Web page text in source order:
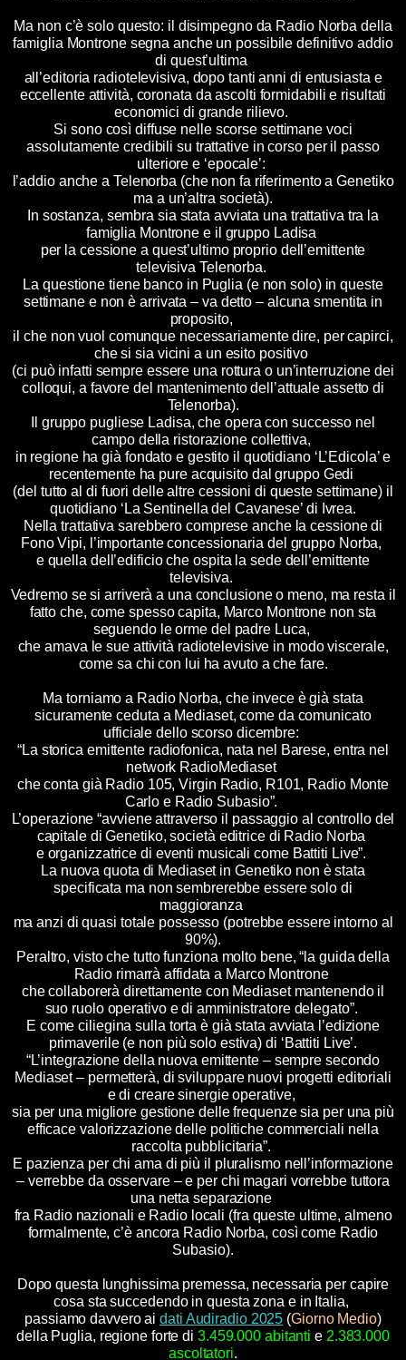
Ma non c’è solo questo: il disimpegno da Radio Norba della
famiglia Montrone segna anche un possibile definitivo addio
di quest’ultima
all’editoria radiotelevisiva, dopo tanti anni di entusiasta e
eccellente attività, coronata da ascolti formidabili e risultati
economici di grande rilievo.
Si sono così diffuse nelle scorse settimane voci
assolutamente credibili su trattative in corso per il passo
ulteriore e ‘epocale’:
l’addio anche a Telenorba (che non fa riferimento a Genetiko
ma a un’altra società).
In sostanza, sembra sia stata avviata una trattativa tra la
famiglia Montrone e il gruppo Ladisa
per la cessione a quest’ultimo proprio dell’emittente
televisiva Telenorba.
La questione tiene banco in Puglia (e non solo) in queste
settimane e non è arrivata – va detto – alcuna smentita in
proposito,
il che non vuol comunque necessariamente dire, per capirci,
che si sia vicini a un esito positivo
(ci può infatti sempre essere una rottura o un’interruzione dei
colloqui, a favore del mantenimento dell’attuale assetto di
Telenorba).
Il gruppo pugliese Ladisa, che opera con successo nel
campo della ristorazione collettiva,
in regione ha già fondato e gestito il quotidiano ‘L’Edicola’ e
recentemente ha pure acquisito dal gruppo Gedi
(del tutto al di fuori delle altre cessioni di queste settimane) il
quotidiano ‘La Sentinella del Cavanese’ di Ivrea.
Nella trattativa sarebbero comprese anche la cessione di
Fono Vipi, l’importante concessionaria del gruppo Norba,
e quella dell’edificio che ospita la sede dell’emittente
televisiva.
Vedremo se si arriverà a una conclusione o meno, ma resta il
fatto che, come spesso capita, Marco Montrone non sta
seguendo le orme del padre Luca,
che amava le sue attività radiotelevisive in modo viscerale,
come sa chi con lui ha avuto a che fare.
Ma torniamo a Radio Norba, che invece è già stata
sicuramente ceduta a Mediaset, come da comunicato
ufficiale dello scorso dicembre:
“La storica emittente radiofonica, nata nel Barese, entra nel
network RadioMediaset
che conta già Radio 105, Virgin Radio, R101, Radio Monte
Carlo e Radio Subasio”.
L’operazione “avviene attraverso il passaggio al controllo del
capitale di Genetiko, società editrice di Radio Norba
e organizzatrice di eventi musicali come Battiti Live”.
La nuova quota di Mediaset in Genetiko non è stata
specificata ma non sembrerebbe essere solo di
maggioranza
ma anzi di quasi totale possesso (potrebbe essere intorno al
90%).
Peraltro, visto che tutto funziona molto bene, “la guida della
Radio rimarrà affidata a Marco Montrone
che collaborerà direttamente con Mediaset mantenendo il
suo ruolo operativo e di amministratore delegato”.
E come ciliegina sulla torta è già stata avviata l’edizione
primaverile (e non più solo estiva) di ‘Battiti Live’.
“L’integrazione della nuova emittente – sempre secondo
Mediaset – permetterà, di sviluppare nuovi progetti editoriali
e di creare sinergie operative,
sia per una migliore gestione delle frequenze sia per una più
efficace valorizzazione delle politiche commerciali nella
raccolta pubblicitaria”.
E pazienza per chi ama di più il pluralismo nell’informazione
– verrebbe da osservare – e per chi magari vorrebbe tuttora
una netta separazione
fra Radio nazionali e Radio locali (fra queste ultime, almeno
formalmente, c’è ancora Radio Norba, così come Radio
Subasio).
Dopo questa lunghissima premessa, necessaria per capire
cosa sta succedendo in questa zona e in Italia,
passiamo davvero aidati Audiradio 2025 (Giorno Medio)
della Puglia, regione forte di 3.459.000 abitanti e 2.383.000
ascoltatori.